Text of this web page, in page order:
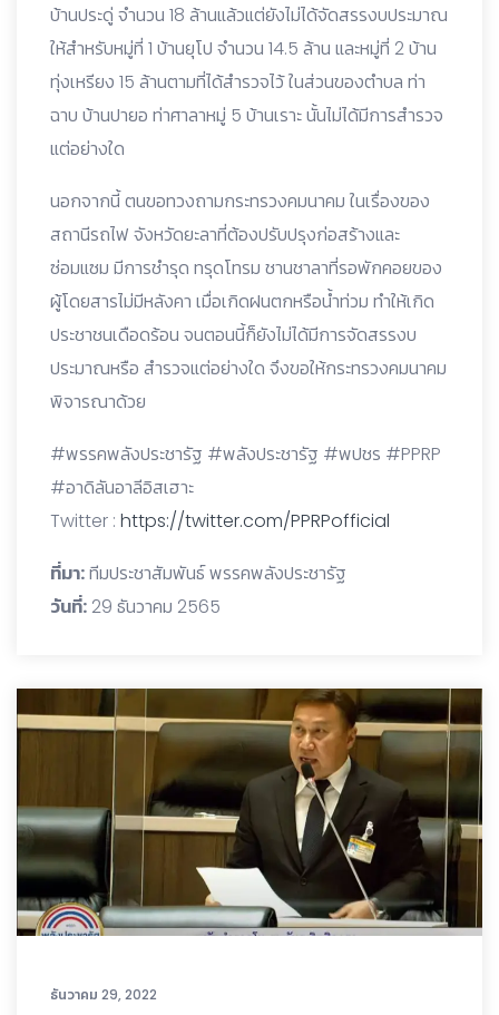
บ้านประดู่ จำนวน 18 ล้านแล้วแต่ยังไม่ได้จัดสรรงบประมาณ
ให้สำหรับหมู่ที่ 1 บ้านยุโป จำนวน 14.5 ล้าน และหมู่ที่ 2 บ้าน
ทุ่งเหรียง 15 ล้านตามที่ได้สำรวจไว้ ในส่วนของตำบล ท่า
ฉาบ บ้านปายอ ท่าศาลาหมู่ 5 บ้านเราะ นั้นไม่ได้มีการสำรวจ
แต่อย่างใด
นอกจากนี้ ตนขอทวงถามกระทรวงคมนาคม ในเรื่องของ
สถานีรถไฟ จังหวัดยะลาที่ต้องปรับปรุงก่อสร้างและ
ซ่อมแซม มีการชำรุด ทรุดโทรม ชานชาลาที่รอพักคอยของ
ผู้โดยสารไม่มีหลังคา เมื่อเกิดฝนตกหรือน้ำท่วม ทำให้เกิด
ประชาชนเดือดร้อน จนตอนนี้ก็ยังไม่ได้มีการจัดสรรงบ
ประมาณหรือ สำรวจแต่อย่างใด จึงขอให้กระทรวงคมนาคม
พิจารณาด้วย
#พรรคพลังประชารัฐ #พลังประชารัฐ #พปชร #PPRP
#อาดิลันอาลีอิสเฮาะ
Twitter : https://twitter.com/PPRPofficial
ที่มา:ทีมประชาสัมพันธ์ พรรคพลังประชารัฐ
วันที่: 29 ธันวาคม 2565
ธันวาคม 29, 2022